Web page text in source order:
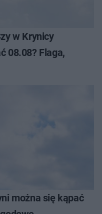
w Krynicy
08.08? Flaga,
można się kąpać